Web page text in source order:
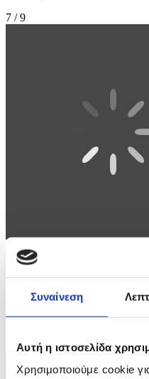
Συναίνεση
Αυτή η ιστοσελίδα
Χρησιμοποιούμε cookie
7 / 9
Φωτογραφία: GUILLAUME
Downhill of the Alpine Skiing
8 / 9